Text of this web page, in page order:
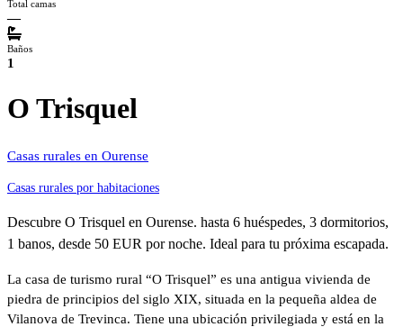
Total camas
—
Baños
1
O Trisquel
Casas rurales en Ourense
Casas rurales por habitaciones
Descubre O Trisquel en Ourense. hasta 6 huéspedes, 3 dormitorios,
1 banos, desde 50 EUR por noche. Ideal para tu próxima escapada.
La casa de turismo rural “O Trisquel” es una antigua vivienda de
piedra de principios del siglo XIX, situada en la pequeña aldea de
Vilanova de Trevinca. Tiene una ubicación privilegiada y está en la